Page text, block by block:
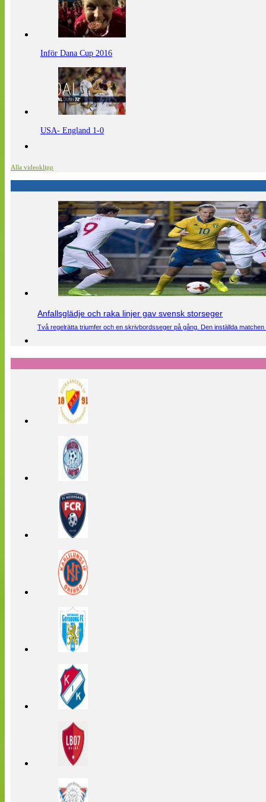
Inför Dana Cup 2016
USA- England 1-0
Alla videoklipp
Anfallsglädje och raka linjer gav svensk storseger
Två regelrätta triumfer och en skrivbordsseger på gång. Den inställda